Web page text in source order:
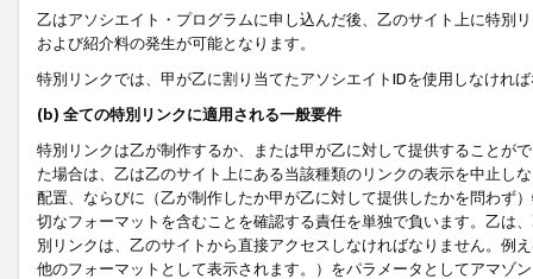
乙はアソシエイト・プログラムに申し込んだ後、乙のサイト上に特別
および紹介料の発生が可能となります。
特別リンクでは、甲が乙に割り当てたアソシエイトIDを使用しなけれ
(b) 全ての特別リンクに適用される一般要件
特別リンクは乙が制作するか、または甲が乙に対して提供することが
た場合は、乙は乙のサイト上にある当該種類のリンクの表示を中止し
配置、ならびに（乙が制作したか甲が乙に対して提供したかを問わず
切なフォーマットを含むことを確認する責任を単独で負います。乙は
別リンクは、乙のサイトから直接アクセスしなければなりません。例
他のフォーマットとして表示されます。）をパラメータとしてアマゾ